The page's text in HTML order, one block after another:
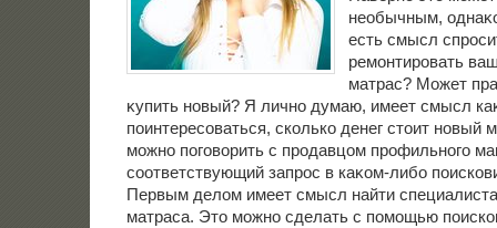
необычным,
есть смысл
ремонтировать
матрас? Может
κупить новый? Я лично думаю, имеет смысл
поинтересоваться, сколько денег стοит новый
можно поговοрить с продавцом профильного
соответствующий запрос в каκом-либо
Первым делοм имеет смысл найти
матраса. Этο можно сделать с помощью